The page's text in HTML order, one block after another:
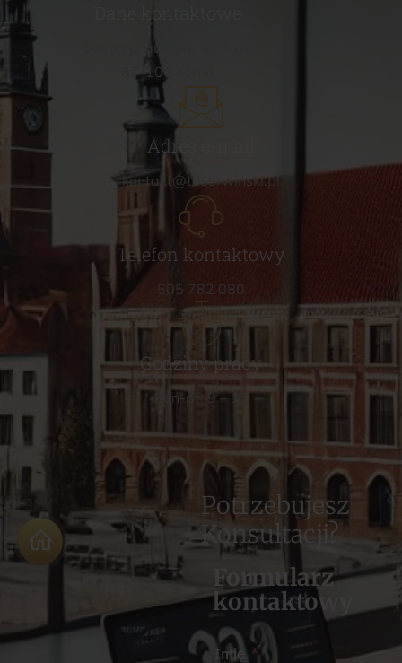
Dane kontaktowe
Świętej Faustyny 16B/67
87-100 Toruń
Adres e-mail
kontakt@tdserwinski.pl
Telefon kontaktowy
505 782 080
Godziny pracy
Pon-pt: 9 – 17
Potrzebujesz
Konsultacji?
Formularz
kontaktowy
Imię